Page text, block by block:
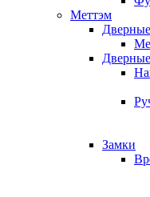
Меттэм
Замки